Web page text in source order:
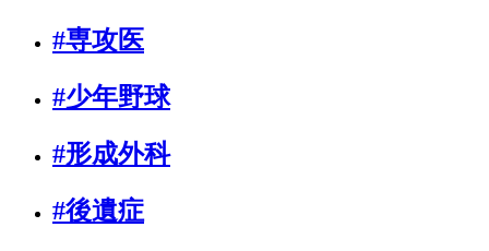
#専攻医
#少年野球
#形成外科
#後遺症